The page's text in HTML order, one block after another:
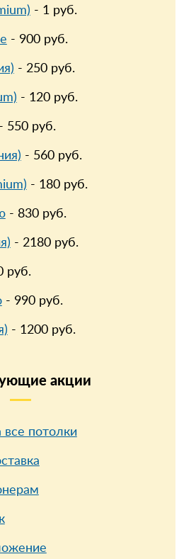
- 1руб.
- 900руб.
- 250руб.
- 120руб.
550руб.
- 560руб.
- 180руб.
- 830руб.
- 2180руб.
руб.
- 990руб.
- 1200руб.
акции
все потолки